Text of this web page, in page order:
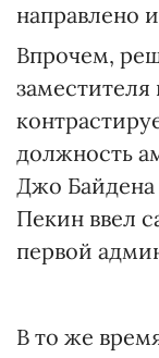
направлено
Впрочем,
должность
Джо Байдена
Пекин ввел
первой
В то же